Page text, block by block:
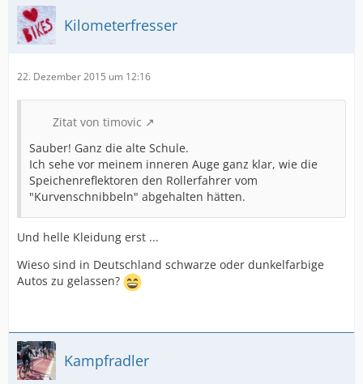
Kilometerfresser
22. Dezember 2015 um 12:16
Zitat von timovic
Sauber! Ganz die alte Schule.
Ich sehe vor meinem inneren Auge ganz klar, wie die
Speichenreflektoren den Rollerfahrer vom
"Kurvenschnibbeln" abgehalten hätten.
Und helle Kleidung erst ...
Wieso sind in Deutschland schwarze oder dunkelfarbige
Autos zu gelassen?
Kampfradler